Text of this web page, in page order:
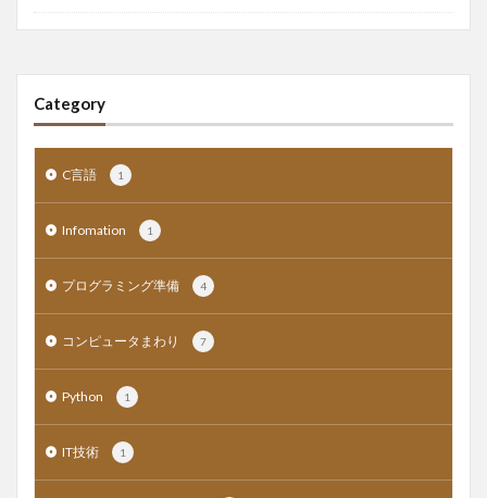
Category
C言語 1
Infomation 1
プログラミング準備 4
コンピュータまわり 7
Python 1
IT技術 1